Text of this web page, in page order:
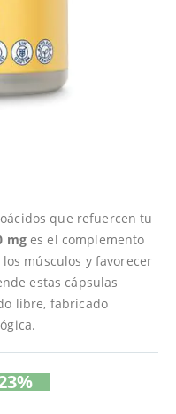
que refuercen tu
mges el complemento
músculos y favorecer
estas cápsulas
libre, fabricado